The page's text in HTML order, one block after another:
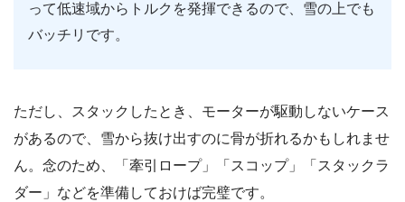
って低速域からトルクを発揮できるので、雪の上でも
バッチリです。
ただし、スタックしたとき、モーターが駆動しないケース
があるので、雪から抜け出すのに骨が折れるかもしれませ
ん。念のため、「牽引ロープ」「スコップ」「スタックラ
ダー」などを準備しておけば完璧です。